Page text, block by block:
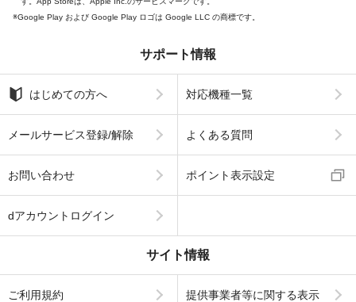
Google Play および Google Play ロゴは Google LLC の商標です。
サポート情報
はじめての方へ 対応機種一覧
メールサービス登録/解除 よくある質問
お問い合わせ ポイント表示設定
dアカウントログイン
サイト情報
ご利用規約 提供事業者等に関する表示